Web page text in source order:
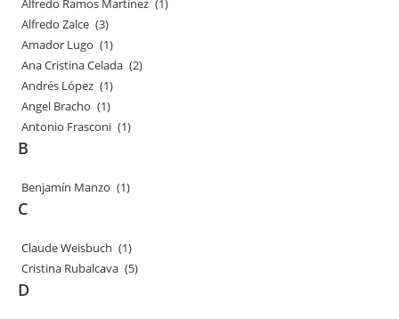
Alfredo Zalce (3)
Amador Lugo (1)
Ana Cristina Celada (2)
Andrés López (1)
Angel Bracho (1)
Antonio Frasconi (1)
B
Benjamín Manzo (1)
C
Claude Weisbuch (1)
Cristina Rubalcava (5)
D